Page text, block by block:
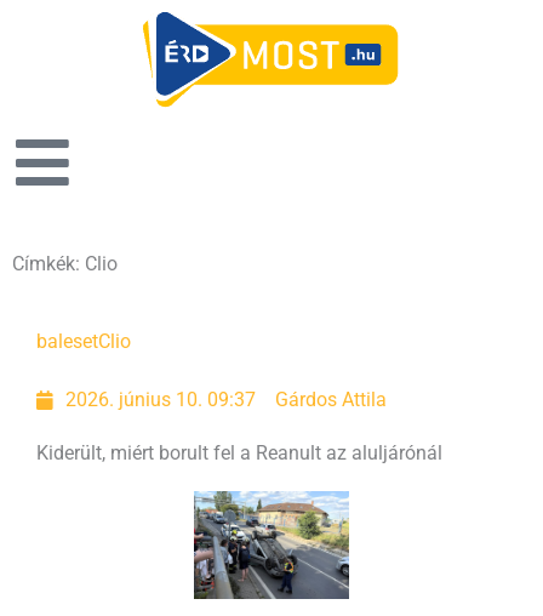
Címkék: Clio
balesetClio
2026. június 10. 09:37 Gárdos Attila
Kiderült, miért borult fel a Reanult az aluljárónál